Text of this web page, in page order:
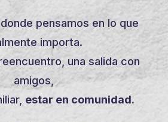
pensamos en lo que
importa.
una salida con
amigos,
estar en comunidad.